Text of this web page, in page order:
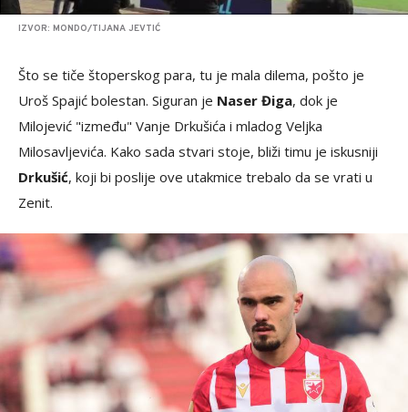
IZVOR: MONDO/TIJANA JEVTIĆ
Što se tiče štoperskog para, tu je mala dilema, pošto je
Uroš Spajić bolestan. Siguran je Naser Điga, dok je
Milojević "između" Vanje Drkušića i mladog Veljka
Milosavljevića. Kako sada stvari stoje, bliži timu je iskusniji
Drkušić, koji bi poslije ove utakmice trebalo da se vrati u
Zenit.